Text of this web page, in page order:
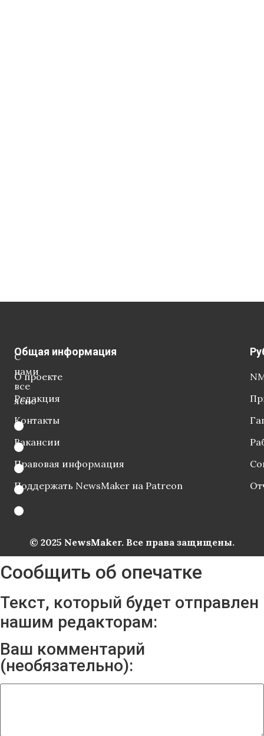
С
нами
все
ясно
Общая информация
О проекте
Редакция
Контакты
Вакансии
Правовая информация
Поддержать NewsMaker на Patreon
© 2025 NewsMaker. Все права защищены.
Сообщить об опечатке
Текст, который будет отправлен
нашим редакторам:
Ваш комментарий
(необязательно):